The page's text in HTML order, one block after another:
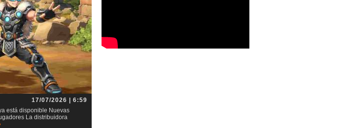
17/07/2026 | 6:59
está disponible Nuevas
La distribuidora